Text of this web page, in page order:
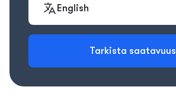
English
Tarkista saatavuus